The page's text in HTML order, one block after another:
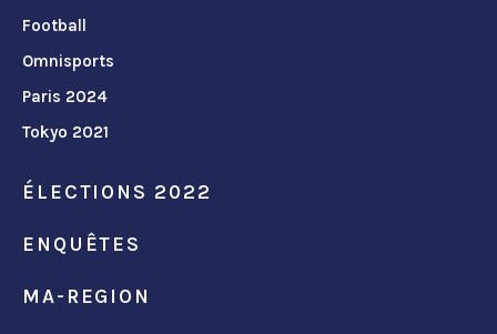
Football
Omnisports
Paris 2024
Tokyo 2021
ÉLECTIONS 2022
ENQUÊTES
MA-REGION